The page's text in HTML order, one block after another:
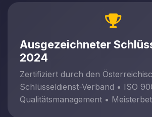
Ausgezeichneter
2024
Zertifiziert durch den
Schlüsseldienst-Verband • ISO
Qualitätsmanagement •